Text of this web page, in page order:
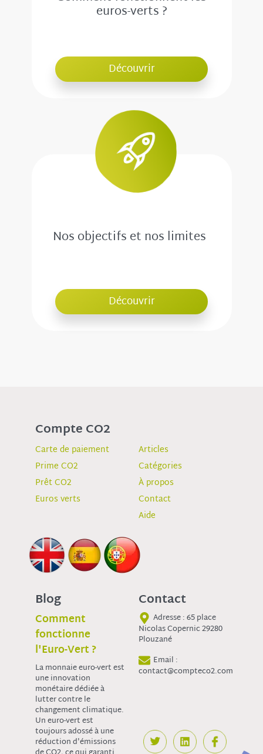
euros-verts ?
Découvrir
Nos objectifs et nos limites
Découvrir
Compte CO2
Carte de paiement
Prime CO2
Prêt CO2
Euros verts
Articles
Catégories
À propos
Contact
Aide
Blog
Comment
fonctionne
l'Euro-Vert ?
La monnaie euro-vert est
une innovation
monétaire dédiée à
lutter contre le
changement climatique.
Un euro-vert est
toujours adossé à une
réduction d'émissions
Contact
Adresse : 65 place
Nicolas Copernic 29280
Plouzané
Email :
contact@compteco2.com